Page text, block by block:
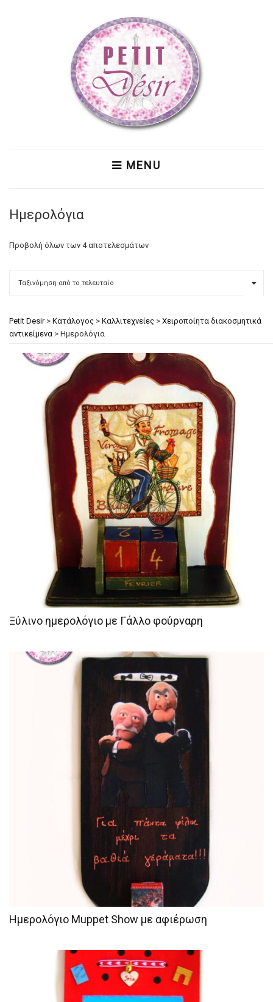
MENU
Ημερολόγια
Προβολή όλων των 4 αποτελεσμάτων
Petit Desir> Κατάλογος > Καλλιτεχνείες > Χειροποίητα διακοσμητικά
αντικείμενα > Ημερολόγια
Ξύλινο ημερολόγιο με Γάλλο φούρναρη
Ημερολόγιο Muppet Show με αφιέρωση